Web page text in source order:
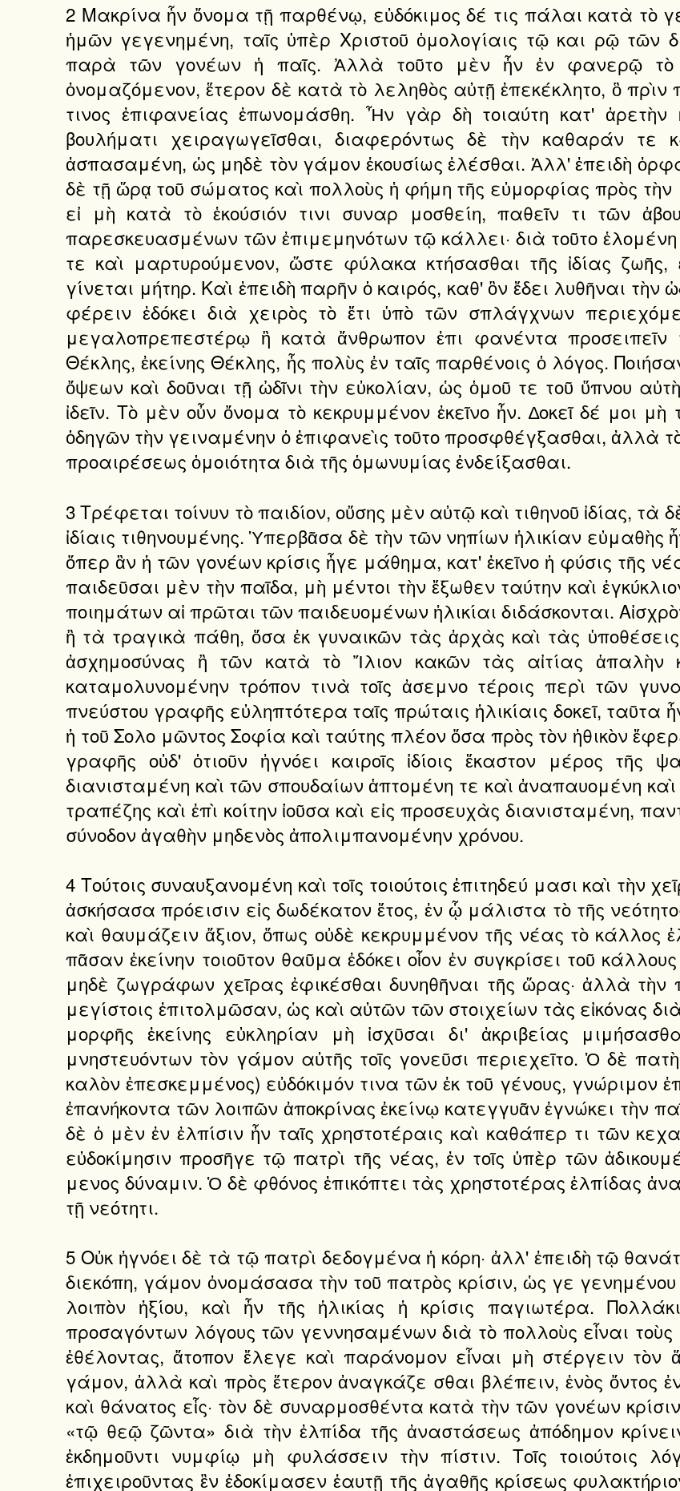
2 Μακρίνα ἦν ὄνομα τῇ παρθένῳ, εὐδόκιμος δέ τις πάλαι κατὰ τὸ
ἡμῶν γεγενημένη, ταῖς ὑπὲρ Χριστοῦ ὁμολογίαις τῷ και ρῷ
παρὰ τῶν γονέων ἡ παῖς. Ἀλλὰ τοῦτο μὲν ἦν ἐν φανερῷ τὸ
ὀνομαζόμενον, ἕτερον δὲ κατὰ τὸ λεληθὸς αὐτῇ ἐπεκέκλητο, ὃ
τινος ἐπιφανείας ἐπωνομάσθη. Ἦν γὰρ δὴ τοιαύτη κατ'
βουλήματι χειραγωγεῖσθαι, διαφερόντως δὲ τὴν καθαράν τε
ἀσπασαμένη, ὡς μηδὲ τὸν γάμον ἑκουσίως ἑλέσθαι. Ἀλλ' ἐπειδὴ
δὲ τῇ ὥρᾳ τοῦ σώματος καὶ πολλοὺς ἡ φήμη τῆς εὐμορφίας πρὸς τὴν
εἰ μὴ κατὰ τὸ ἑκούσιόν τινι συναρ μοσθείη, παθεῖν τι τῶν
παρεσκευασμένων τῶν ἐπιμεμηνότων τῷ κάλλει· διὰ τοῦτο ἑλομένη
τε καὶ μαρτυρούμενον, ὥστε φύλακα κτήσασθαι τῆς ἰδίας ζωῆς,
γίνεται μήτηρ. Καὶ ἐπειδὴ παρῆν ὁ καιρός, καθ' ὃν ἔδει λυθῆναι
φέρειν ἐδόκει διὰ χειρὸς τὸ ἔτι ὑπὸ τῶν σπλάγχνων
μεγαλοπρεπεστέρῳ ἢ κατὰ ἄνθρωπον ἐπι φανέντα προσειπεῖν
Θέκλης, ἐκείνης Θέκλης, ἧς πολὺς ἐν ταῖς παρθένοις ὁ λόγος.
ὄψεων καὶ δοῦναι τῇ ὠδῖνι τὴν εὐκολίαν, ὡς ὁμοῦ τε τοῦ ὕπνου
ἰδεῖν. Τὸ μὲν οὖν ὄνομα τὸ κεκρυμμένον ἐκεῖνο ἦν. ∆οκεῖ δέ μοι μὴ
ὁδηγῶν τὴν γειναμένην ὁ ἐπιφανεὶς τοῦτο προσφθέγξασθαι, ἀλλὰ
προαιρέσεως ὁμοιότητα διὰ τῆς ὁμωνυμίας ἐνδείξασθαι.
3 Τρέφεται τοίνυν τὸ παιδίον, οὔσης μὲν αὐτῷ καὶ τιθηνοῦ ἰδίας, τὰ
ἰδίαις τιθηνουμένης. Ὑπερβᾶσα δὲ τὴν τῶν νηπίων ἡλικίαν
ὅπερ ἂν ἡ τῶν γονέων κρίσις ἦγε μάθημα, κατ' ἐκεῖνο ἡ φύσις τῆς
παιδεῦσαι μὲν τὴν παῖδα, μὴ μέντοι τὴν ἔξωθεν ταύτην καὶ
ποιημάτων αἱ πρῶται τῶν παιδευομένων ἡλικίαι διδάσκονται.
ἢ τὰ τραγικὰ πάθη, ὅσα ἐκ γυναικῶν τὰς ἀρχὰς καὶ τὰς ὑποθέσεις
ἀσχημοσύνας ἢ τῶν κατὰ τὸ Ἴλιον κακῶν τὰς αἰτίας ἁπαλὴν
καταμολυνομένην τρόπον τινὰ τοῖς ἀσεμνο τέροις περὶ τῶν
πνεύστου γραφῆς εὐληπτότερα ταῖς πρώταις ἡλικίαις δοκεῖ,
ἡ τοῦ Σολο μῶντος Σοφία καὶ ταύτης πλέον ὅσα πρὸς τὸν ἠθικὸν
γραφῆς οὐδ' ὁτιοῦν ἠγνόει καιροῖς ἰδίοις ἕκαστον μέρος τῆς
διανισταμένη καὶ τῶν σπουδαίων ἁπτομένη τε καὶ ἀναπαυομένη
τραπέζης καὶ ἐπὶ κοίτην ἰοῦσα καὶ εἰς προσευχὰς διανισταμένη,
σύνοδον ἀγαθὴν μηδενὸς ἀπολιμπανομένην χρόνου.
4 Τούτοις συναυξανομένη καὶ τοῖς τοιούτοις ἐπιτηδεύ μασι καὶ τὴν
ἀσκήσασα πρόεισιν εἰς δωδέκατον ἔτος, ἐν ᾧ μάλιστα τὸ τῆς
καὶ θαυμάζειν ἄξιον, ὅπως οὐδὲ κεκρυμμένον τῆς νέας τὸ κάλλος
πᾶσαν ἐκείνην τοιοῦτον θαῦμα ἐδόκει οἷον ἐν συγκρίσει τοῦ
μηδὲ ζωγράφων χεῖρας ἐφικέσθαι δυνηθῆναι τῆς ὥρας· ἀλλὰ τὴν
μεγίστοις ἐπιτολμῶσαν, ὡς καὶ αὐτῶν τῶν στοιχείων τὰς εἰκόνας
μορφῆς ἐκείνης εὐκληρίαν μὴ ἰσχῦσαι δι' ἀκριβείας
μνηστευόντων τὸν γάμον αὐτῆς τοῖς γονεῦσι περιεχεῖτο. Ὁ δὲ
καλὸν ἐπεσκεμμένος) εὐδόκιμόν τινα τῶν ἐκ τοῦ γένους, γνώριμον
ἐπανήκοντα τῶν λοιπῶν ἀποκρίνας ἐκείνῳ κατεγγυᾶν ἐγνώκει τὴν
δὲ ὁ μὲν ἐν ἐλπίσιν ἦν ταῖς χρηστοτέραις καὶ καθάπερ τι τῶν
εὐδοκίμησιν προσῆγε τῷ πατρὶ τῆς νέας, ἐν τοῖς ὑπὲρ τῶν
μενος δύναμιν. Ὁ δὲ φθόνος ἐπικόπτει τὰς χρηστοτέρας ἐλπίδας
τῇ νεότητι.
5 Οὐκ ἠγνόει δὲ τὰ τῷ πατρὶ δεδογμένα ἡ κόρη· ἀλλ' ἐπειδὴ τῷ
διεκόπη, γάμον ὀνομάσασα τὴν τοῦ πατρὸς κρίσιν, ὡς γε
λοιπὸν ἠξίου, καὶ ἦν τῆς ἡλικίας ἡ κρίσις παγιωτέρα.
προσαγόντων λόγους τῶν γεννησαμένων διὰ τὸ πολλοὺς εἶναι
ἐθέλοντας, ἄτοπον ἔλεγε καὶ παράνομον εἶναι μὴ στέργειν
γάμον, ἀλλὰ καὶ πρὸς ἕτερον ἀναγκάζε σθαι βλέπειν, ἑνὸς ὄντος
καὶ θάνατος εἷς· τὸν δὲ συναρμοσθέντα κατὰ τὴν τῶν γονέων
«τῷ θεῷ ζῶντα» διὰ τὴν ἐλπίδα τῆς ἀναστάσεως ἀπόδημον
ἐκδημοῦντι νυμφίῳ μὴ φυλάσσειν τὴν πίστιν. Τοῖς τοιούτοις
ἐπιχειροῦντας ἓν ἐδοκίμασεν ἑαυτῇ τῆς ἀγαθῆς κρίσεως